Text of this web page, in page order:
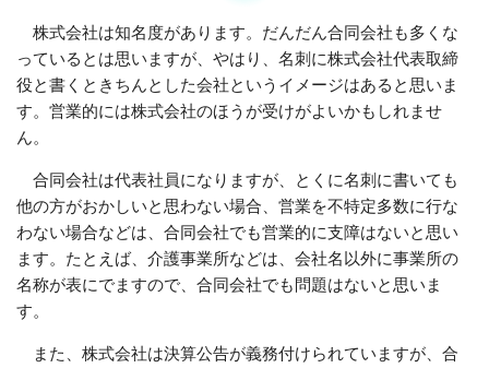
株式会社は知名度があります。だんだん合同会社も多くな
っているとは思いますが、やはり、名刺に株式会社代表取締
役と書くときちんとした会社というイメージはあると思いま
す。営業的には株式会社のほうが受けがよいかもしれませ
ん。
合同会社は代表社員になりますが、とくに名刺に書いても
他の方がおかしいと思わない場合、営業を不特定多数に行な
わない場合などは、合同会社でも営業的に支障はないと思い
ます。たとえば、介護事業所などは、会社名以外に事業所の
名称が表にでますので、合同会社でも問題はないと思いま
す。
また、株式会社は決算公告が義務付けられていますが、合